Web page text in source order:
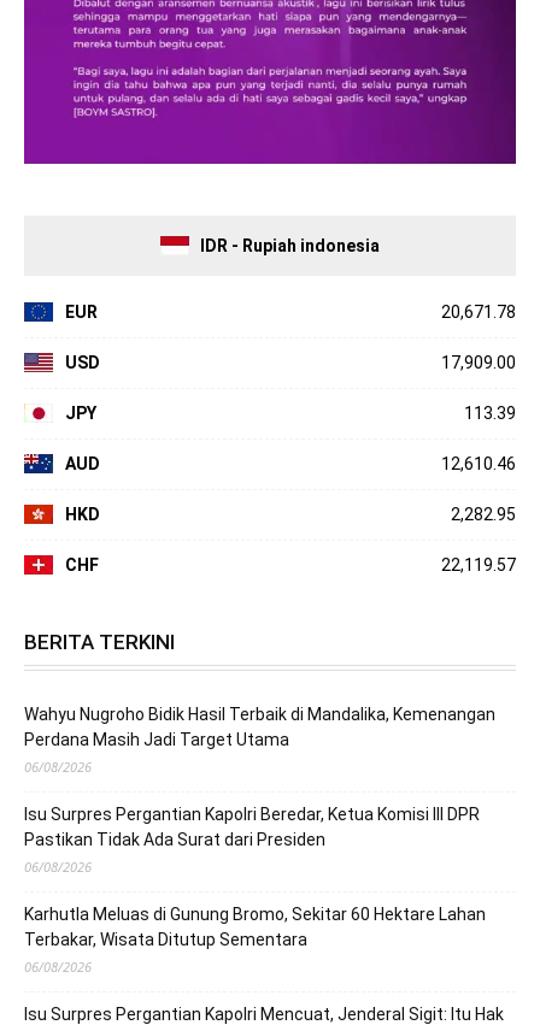
IDR - Rupiah indonesia
EUR 20,671.78
USD 17,909.00
JPY 113.39
AUD 12,610.46
HKD 2,282.95
CHF 22,119.57
BERITA TERKINI
Wahyu Nugroho Bidik Hasil Terbaik di Mandalika, Kemenangan
Perdana Masih Jadi Target Utama
06/08/2026
Isu Surpres Pergantian Kapolri Beredar, Ketua Komisi III DPR
Pastikan Tidak Ada Surat dari Presiden
06/08/2026
Karhutla Meluas di Gunung Bromo, Sekitar 60 Hektare Lahan
Terbakar, Wisata Ditutup Sementara
06/08/2026
Isu Surpres Pergantian Kapolri Mencuat, Jenderal Sigit: Itu Hak